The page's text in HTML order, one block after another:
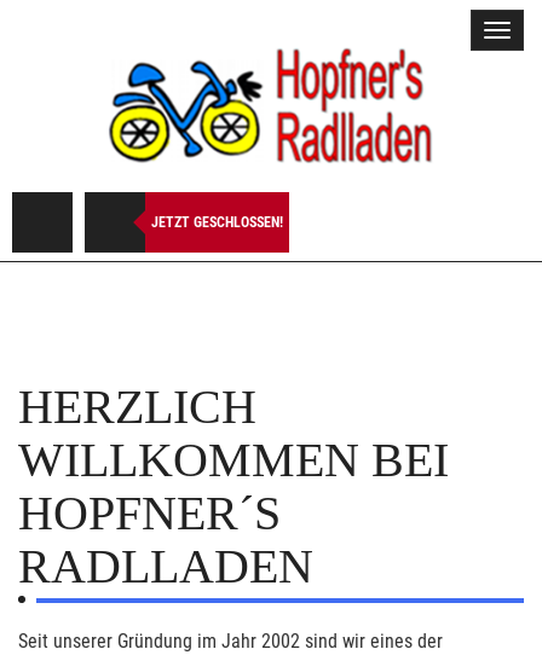
JETZT GESCHLOSSEN!
HERZLICH
WILLKOMMEN BEI
HOPFNER´S
RADLLADEN
Seit unserer Gründung im Jahr 2002 sind wir eines der